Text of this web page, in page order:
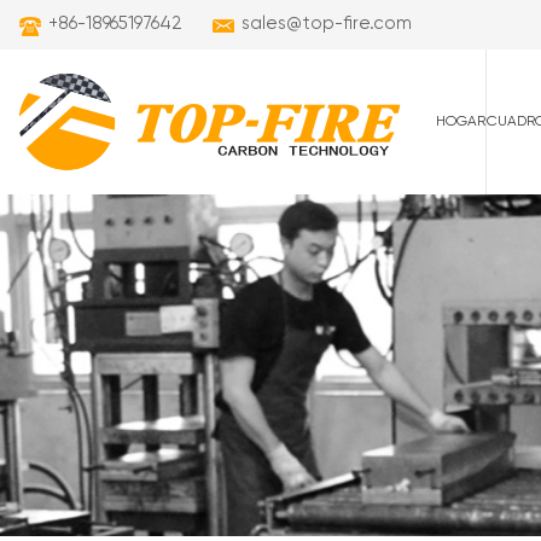
+86-18965197642 sales@top-fire.com
HOGAR